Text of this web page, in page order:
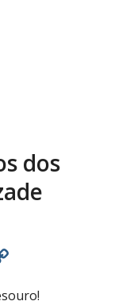
dos
Link